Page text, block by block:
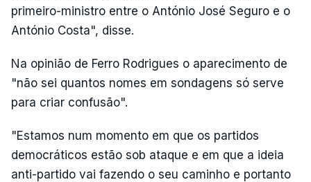
primeiro-ministro entre o António José Seguro e o
António Costa", disse.
Na opinião de Ferro Rodrigues o aparecimento de
"não sei quantos nomes em sondagens só serve
para criar confusão".
"Estamos num momento em que os partidos
democráticos estão sob ataque e em que a ideia
anti-partido vai fazendo o seu caminho e portanto